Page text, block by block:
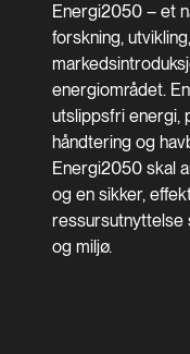
Energi2050 – et
forskning,
energiområdet.
utslippsfri energi,
håndtering og
Energi2050 skal
og en sikker,
ressursutnyttelse
og miljø.